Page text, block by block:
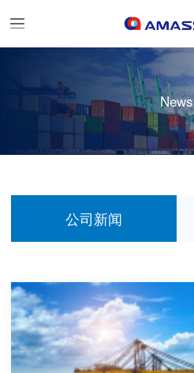
News
公司新闻